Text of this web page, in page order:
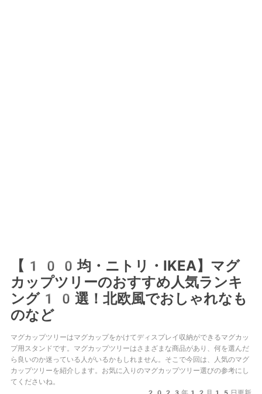
【100均・ニトリ・IKEA】マグ
カップツリーのおすすめ人気ランキ
ング10選！北欧風でおしゃれなも
のなど
マグカップツリーはマグカップをかけてディスプレイ収納ができるマグカッ
プ用スタンドです。マグカップツリーはさまざまな商品があり、何を選んだ
ら良いのか迷っている人がいるかもしれません。そこで今回は、人気のマグ
カップツリーを紹介します。お気に入りのマグカップツリー選びの参考にし
てくださいね。